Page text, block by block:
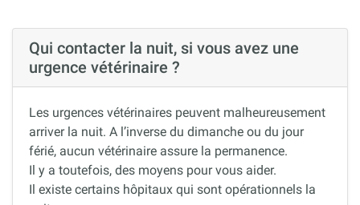
Qui contacter la nuit, si vous avez une
urgence vétérinaire ?
Les urgences vétérinaires peuvent malheureusement
arriver la nuit. A l’inverse du dimanche ou du jour
férié, aucun vétérinaire assure la permanence.
Il y a toutefois, des moyens pour vous aider.
Il existe certains hôpitaux qui sont opérationnels la